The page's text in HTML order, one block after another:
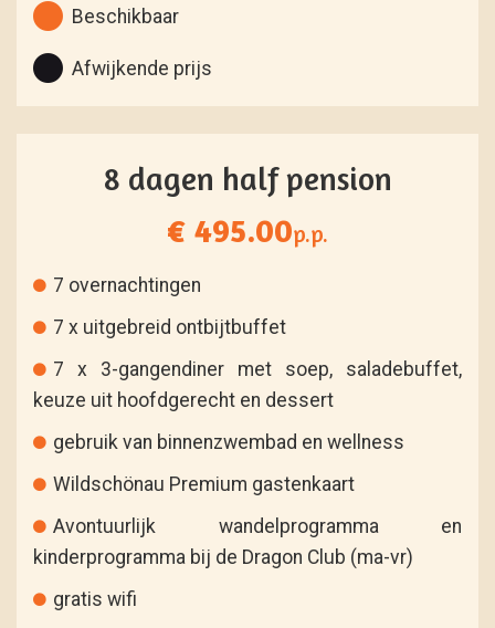
Beschikbaar
Afwijkende prijs
8 dagen half pension
€ 495.00p.p.
7 overnachtingen
7 x uitgebreid ontbijtbuffet
7 x 3-gangendiner met soep, saladebuffet,
keuze uit hoofdgerecht en dessert
gebruik van binnenzwembad en wellness
Wildschönau Premium gastenkaart
Avontuurlijk wandelprogramma en
kinderprogramma bij de Dragon Club (ma-vr)
gratis wifi